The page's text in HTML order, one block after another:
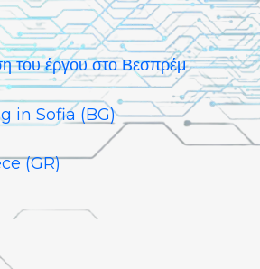
του έργου στο Βεσπρέμ
in Sofia (BG)
(GR)